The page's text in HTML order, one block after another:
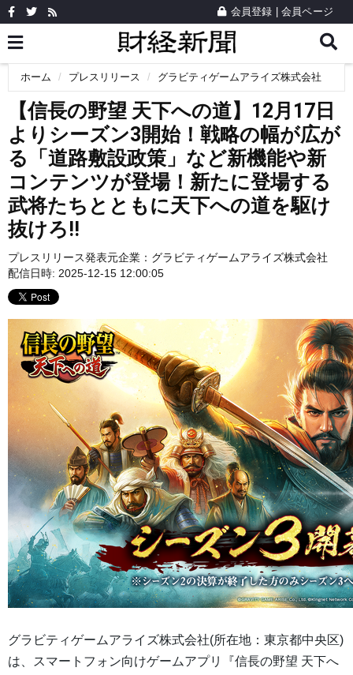
会員登録 会員ページ
ホーム プレスリリース グラビティゲームアライズ株式会社
【信長の野望 天下への道】12月17日
よりシーズン3開始！戦略の幅が広が
る「道路敷設政策」など新機能や新
コンテンツが登場！新たに登場する
武将たちとともに天下への道を駆け
抜けろ!!
プレスリリース発表元企業： グラビティゲームアライズ株式会社
配信日時: 2025-12-15 12:00:05
グラビティゲームアライズ株式会社(所在地：東京都中央区)
は、スマートフォン向けゲームアプリ『信長の野望 天下へ